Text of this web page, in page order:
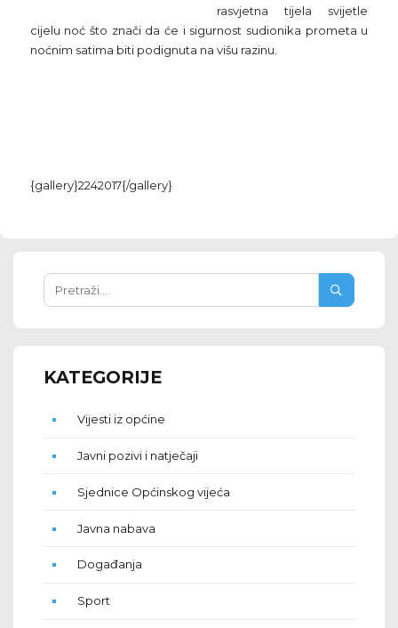
rasvjetna tijela svijetle
cijelu noć što znači da će i sigurnost sudionika prometa u
noćnim satima biti podignuta na višu razinu.
{gallery}2242017{/gallery}
KATEGORIJE
Vijesti iz općine
Javni pozivi i natječaji
Sjednice Općinskog vijeća
Javna nabava
Događanja
Sport